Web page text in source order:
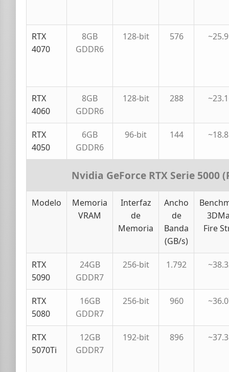
RTX
4070
8GB
GDDR6
128-bit 576
RTX
4060
8GB
GDDR6
128-bit 288
RTX
4050
6GB
GDDR6
96-bit 144
Nvidia GeForce RTX Serie 5000
Modelo
Memoria
VRAM
Interfaz
de
Memoria
Ancho
de
Banda
(GB/s)
Fire
RTX
5090
24GB
GDDR7
256-bit 1.792
RTX
5080
16GB
GDDR7
256-bit 960
RTX
5070Ti
12GB
GDDR7
192-bit 896